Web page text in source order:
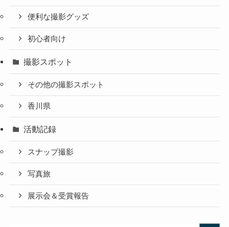
便利な撮影グッズ
初心者向け
撮影スポット
その他の撮影スポット
香川県
活動記録
スナップ撮影
写真旅
展示会＆受賞報告